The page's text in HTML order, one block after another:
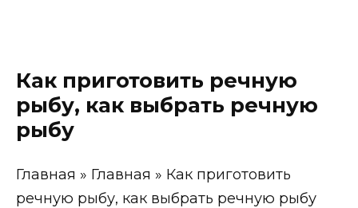
Как приготовить речную
рыбу, как выбрать речную
рыбу
Главная » Главная » Как приготовить
речную рыбу, как выбрать речную рыбу